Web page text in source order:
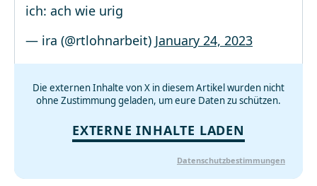
ich: ach wie urig
— ira (@rtlohnarbeit) January 24, 2023
Die externen Inhalte von X in diesem Artikel wurden nicht
ohne Zustimmung geladen, um eure Daten zu schützen.
EXTERNE INHALTE LADEN
Datenschutzbestimmungen